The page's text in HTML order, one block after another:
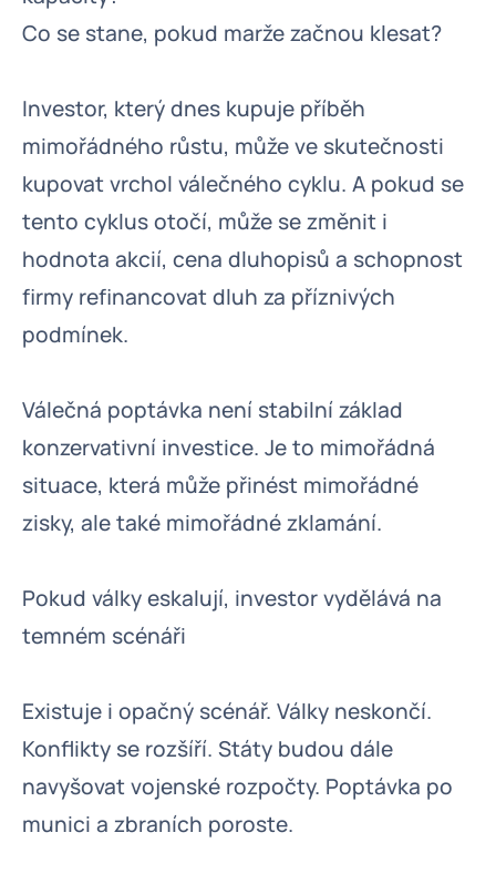
Co se stane, pokud marže začnou klesat?
Investor, který dnes kupuje příběh
mimořádného růstu, může ve skutečnosti
kupovat vrchol válečného cyklu. A pokud se
tento cyklus otočí, může se změnit i
hodnota akcií, cena dluhopisů a schopnost
firmy refinancovat dluh za příznivých
podmínek.
Válečná poptávka není stabilní základ
konzervativní investice. Je to mimořádná
situace, která může přinést mimořádné
zisky, ale také mimořádné zklamání.
Pokud války eskalují, investor vydělává na
temném scénáři
Existuje i opačný scénář. Války neskončí.
Konflikty se rozšíří. Státy budou dále
navyšovat vojenské rozpočty. Poptávka po
munici a zbraních poroste.